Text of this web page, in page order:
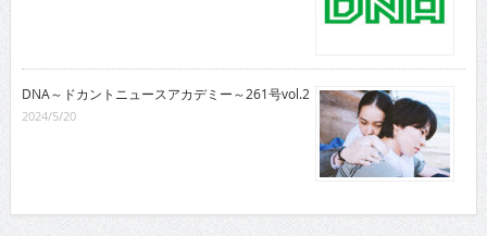
DNA～ドカントニュースアカデミー～261号vol.2
2024/5/20